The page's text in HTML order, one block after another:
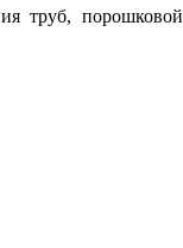
ия труб, порошковой